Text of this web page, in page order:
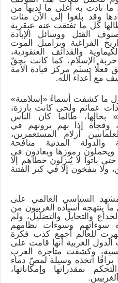
نادت به أغلى ما لديها من
وقد بلغوا إلى الآن مئات
كل ما تفتقت عنه عبقرية
القتل ووسائل الإبادة
الفراغية وبراميل الموت
والقذائف العنقودية،
الإسلام، كما كانت بحقّ
فعلًا تسنّم مركز قيادة الأمة
مع أعداء الله.
ما كشفت أسماءً «إسلامية»
عمائم ولحى كانت بارزة،
بحالها، طالما كان الناس
وفجأة إذا بهم يرونهم في
أزلام المستعمرين،
والدولة المدنية منافحة
ويحملون رموزها ويعادون في
باتوا لا يُنزلون خطاهم إلا
ينفخون إلا في كير الفتنة
السياسي العالمي على
ينتهجه أسياده الغربيون من
والتحايل والتضليل، ولم
سوءاتهم وسوءات نظامهم
للعالم أجمع كذب فكرة
الغربية أنها قامت على
وكشفت متاجرة الغرب
براقًا اتخذه وسيلة لمصّ دماء
بمقدراتها وإمكاناتها،